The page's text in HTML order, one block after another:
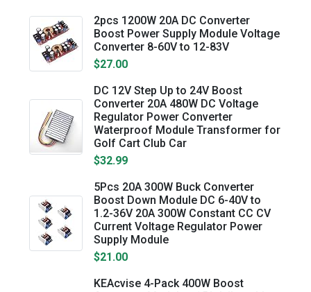
2pcs 1200W 20A DC Converter
Boost Power Supply Module Voltage
Converter 8-60V to 12-83V
$27.00
DC 12V Step Up to 24V Boost
Converter 20A 480W DC Voltage
Regulator Power Converter
Waterproof Module Transformer for
Golf Cart Club Car
$32.99
5Pcs 20A 300W Buck Converter
Boost Down Module DC 6-40V to
1.2-36V 20A 300W Constant CC CV
Current Voltage Regulator Power
Supply Module
$21.00
​KEAcvise 4-Pack 400W Boost